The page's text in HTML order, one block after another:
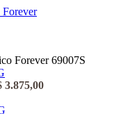
Forever 69007S
3.875,00